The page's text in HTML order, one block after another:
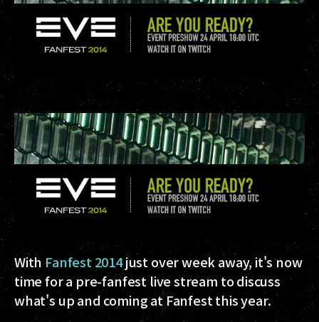
WithFanfest 2014just over week away, it's now
time for a pre-fanfest live stream to discuss
what's up and coming at Fanfest this year.